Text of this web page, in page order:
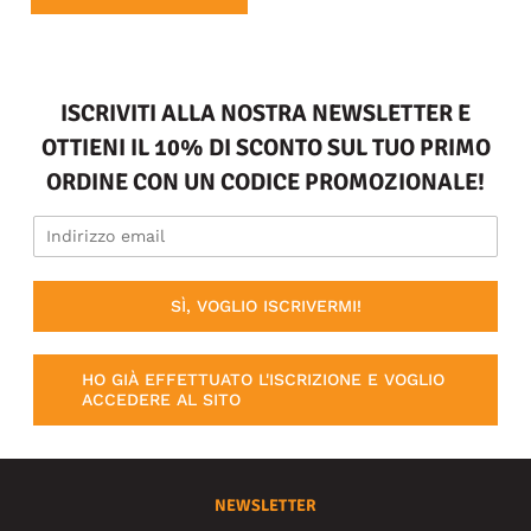
ISCRIVITI ALLA NOSTRA NEWSLETTER E
OTTIENI IL 10% DI SCONTO SUL TUO PRIMO
ORDINE CON UN CODICE PROMOZIONALE!
SÌ, VOGLIO ISCRIVERMI!
HO GIÀ EFFETTUATO L'ISCRIZIONE E VOGLIO
ACCEDERE AL SITO
NEWSLETTER